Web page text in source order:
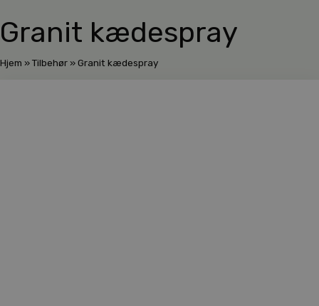
Granit kædespray
Hjem »Tilbehør»Granit kædespray